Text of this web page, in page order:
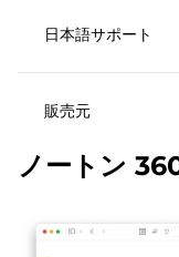
日本語サポート
販売元
ノートン